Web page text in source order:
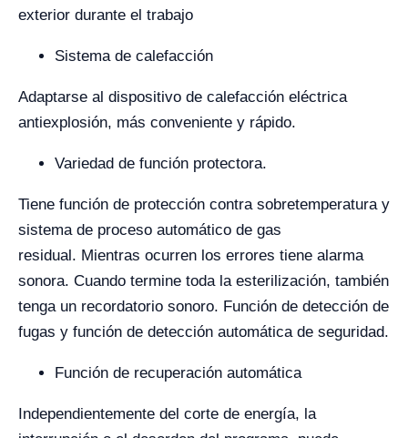
exterior durante el trabajo
Sistema de calefacción
Adaptarse al dispositivo de calefacción eléctrica
antiexplosión, más conveniente y rápido.
Variedad de función protectora.
Tiene función de protección contra sobretemperatura y
sistema de proceso automático de gas
residual. Mientras ocurren los errores tiene alarma
sonora. Cuando termine toda la esterilización, también
tenga un recordatorio sonoro. Función de detección de
fugas y función de detección automática de seguridad.
Función de recuperación automática
Independientemente del corte de energía, la